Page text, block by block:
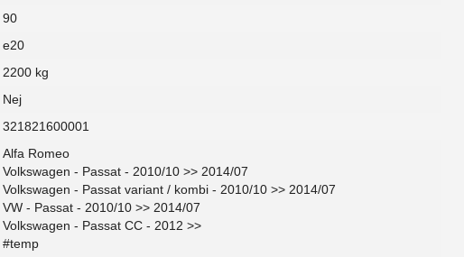
90
e20
2200 kg
Nej
321821600001
Alfa Romeo
Volkswagen - Passat - 2010/10 >> 2014/07
Volkswagen - Passat variant / kombi - 2010/10 >> 2014/07
VW - Passat - 2010/10 >> 2014/07
Volkswagen - Passat CC - 2012 >>
#temp